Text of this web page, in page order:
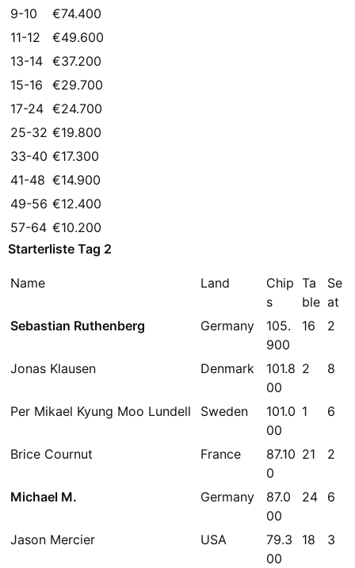
9-10
€74.400
11-12
€49.600
13-14 €37.200
15-16
€29.700
17-24 €24.700
25-32 €19.800
33-40 €17.300
41-48 €14.900
49-56 €12.400
57-64 €10.200
Starterliste Tag 2
Name Land
Chip
s
Ta
ble
Se
at
Sebastian Ruthenberg
Germany
105.
900
16 2
Jonas Klausen Denmark
101.8
00
2 8
Per Mikael Kyung Moo Lundell Sweden
101.0
00
1 6
Brice Cournut France
87.10
0
21 2
Michael M. Germany
87.0
00
24 6
Jason Mercier USA
79.3
00
18 3